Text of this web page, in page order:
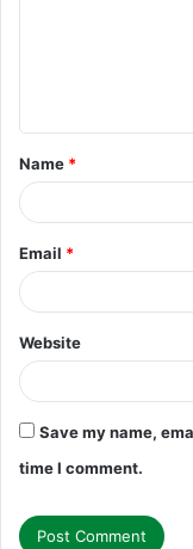
t
*
Name *
Email *
Website
Save my name,
time I comment.